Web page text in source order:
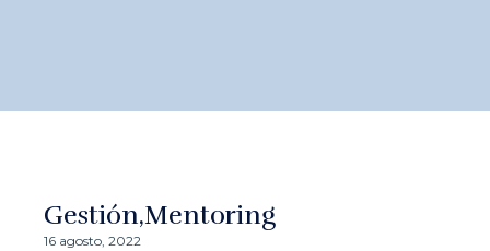
GestiónMentoring
16 agosto, 2022